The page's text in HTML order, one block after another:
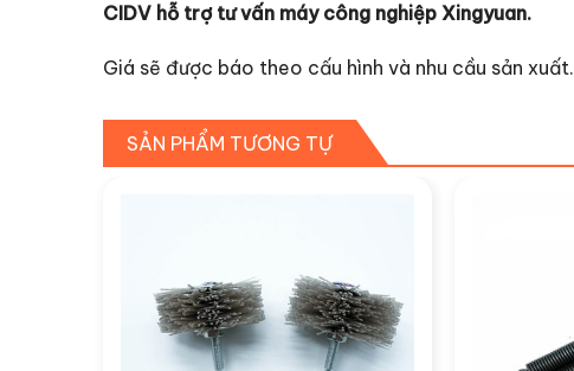
CIDV hỗ trợ tư vấn máy công nghiệp Xingyuan.
Giá sẽ được báo theo cấu hình và nhu cầu sản xuất.
SẢN PHẨM TƯƠNG TỰ